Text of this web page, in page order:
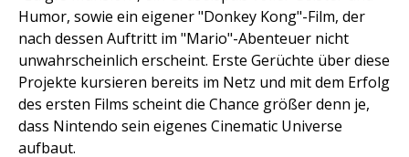
Humor, sowie ein eigener "Donkey Kong"-Film, der
nach dessen Auftritt im "Mario"-Abenteuer nicht
unwahrscheinlich erscheint. Erste Gerüchte über diese
Projekte kursieren bereits im Netz und mit dem Erfolg
des ersten Films scheint die Chance größer denn je,
dass Nintendo sein eigenes Cinematic Universe
aufbaut.